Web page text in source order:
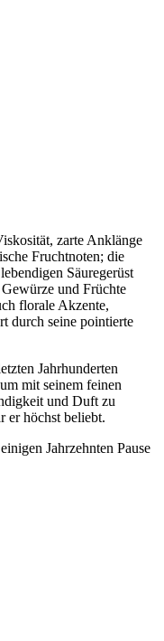
zarte Anklänge
Fruchtnoten; die
Säuregerüst
und Früchte
florale Akzente,
durch seine pointierte
Jahrhunderten
mit seinem feinen
und Duft zu
er höchst beliebt.
Jahrzehnten Pause